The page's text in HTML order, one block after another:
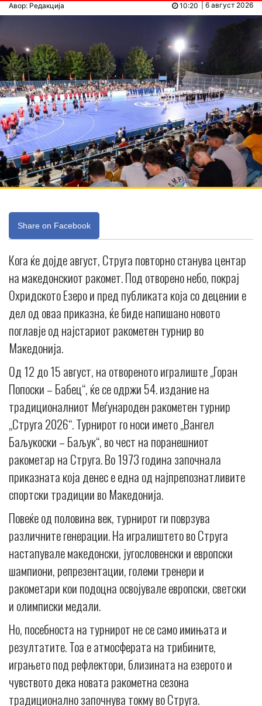
Авор: Редакција | 6 август 2026
10:20
Share on Facebook
Кога ќе дојде август, Струга повторно станува центар
на македонскиот ракомет. Под отворено небо, покрај
Охридското Езеро и пред публиката која со децении е
дел од оваа приказна, ќе биде напишано новото
поглавје од најстариот ракометен турнир во
Македонија.
Од 12 до 15 август, на отвореното игралиште „Горан
Попоски – Бабец“, ќе се одржи 54. издание на
традиционалниот Меѓународен ракометен турнир
„Струга 2026“. Турнирот го носи името „Вангел
Баљукоски – Баљук“, во чест на поранешниот
ракометар на Струга. Во 1973 година започнала
приказната која денес е една од најпрепознатливите
спортски традиции во Македонија.
Повеќе од половина век, турнирот ги поврзува
различните генерации. На игралиштето во Струга
настапувале македонски, југословенски и европски
шампиони, репрезентации, големи тренери и
ракометари кои подоцна освојувале европски, светски
и олимписки медали.
Но, посебноста на турнирот не се само имињата и
резултатите. Тоа е атмосферата на трибините,
играњето под рефлектори, близината на езерото и
чувството дека новата ракометна сезона
традиционално започнува токму во Струга.